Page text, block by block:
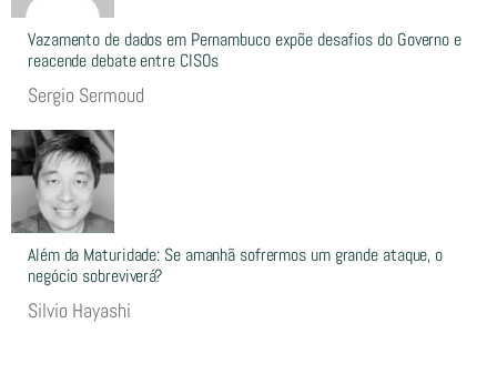
Vazamento de dados em Pernambuco expõe desafios do Governo e
reacende debate entre CISOs
Sergio Sermoud
Além da Maturidade: Se amanhã sofrermos um grande ataque, o
negócio sobreviverá?
Silvio Hayashi